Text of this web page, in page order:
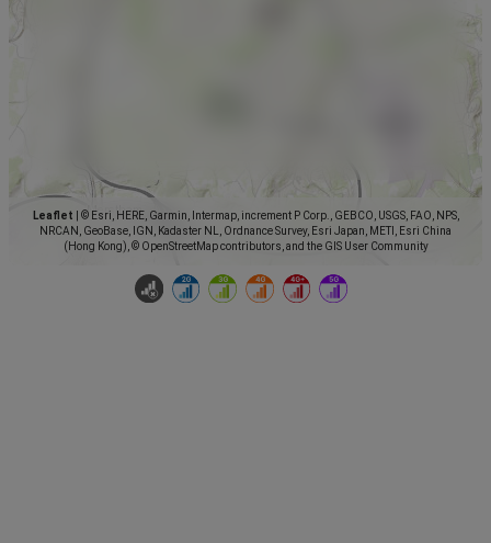
Leaflet
© Esri, HERE, Garmin, Intermap, increment P Corp., GEBCO, USGS, FAO, NPS,
NRCAN, GeoBase, IGN, Kadaster NL, Ordnance Survey, Esri Japan, METI, Esri China
(Hong Kong), © OpenStreetMap contributors, and the GIS User Community